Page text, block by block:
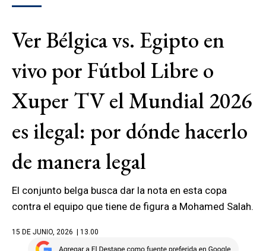
Ver Bélgica vs. Egipto en
vivo por Fútbol Libre o
Xuper TV el Mundial 2026
es ilegal: por dónde hacerlo
de manera legal
El conjunto belga busca dar la nota en esta copa
contra el equipo que tiene de figura a Mohamed Salah.
15 DE JUNIO, 2026 | 13.00